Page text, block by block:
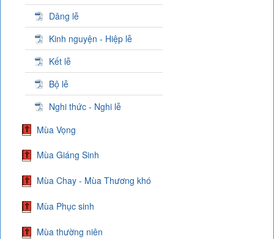
Dâng lễ
Kinh nguyện - Hiệp lễ
Kết lễ
Bộ lễ
Nghi thức - Nghi lễ
Mùa Vọng
Mùa Giáng Sinh
Mùa Chay - Mùa Thương khó
Mùa Phục sinh
Mùa thường niên